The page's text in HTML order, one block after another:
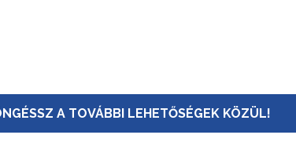
A TOVÁBBI LEHETŐSÉGEK KÖZÜL!